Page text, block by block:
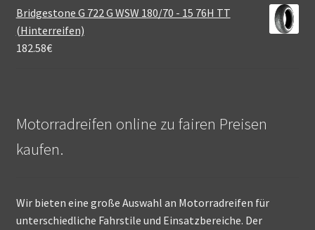
Bridgestone G 722 G WSW 180/70 - 15 76H TT
(Hinterreifen)
182.58€
Motorradreifen online zu fairen Preisen
kaufen.
Wir bieten eine große Auswahl an Motorradreifen für
unterschiedliche Fahrstile und Einsatzbereiche. Der